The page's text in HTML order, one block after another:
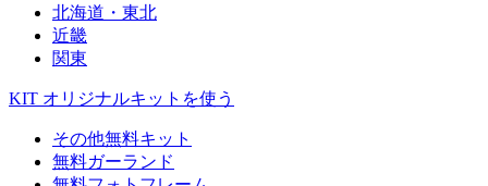
北海道・東北
近畿
関東
KIT オリジナルキットを使う
その他無料キット
無料ガーランド